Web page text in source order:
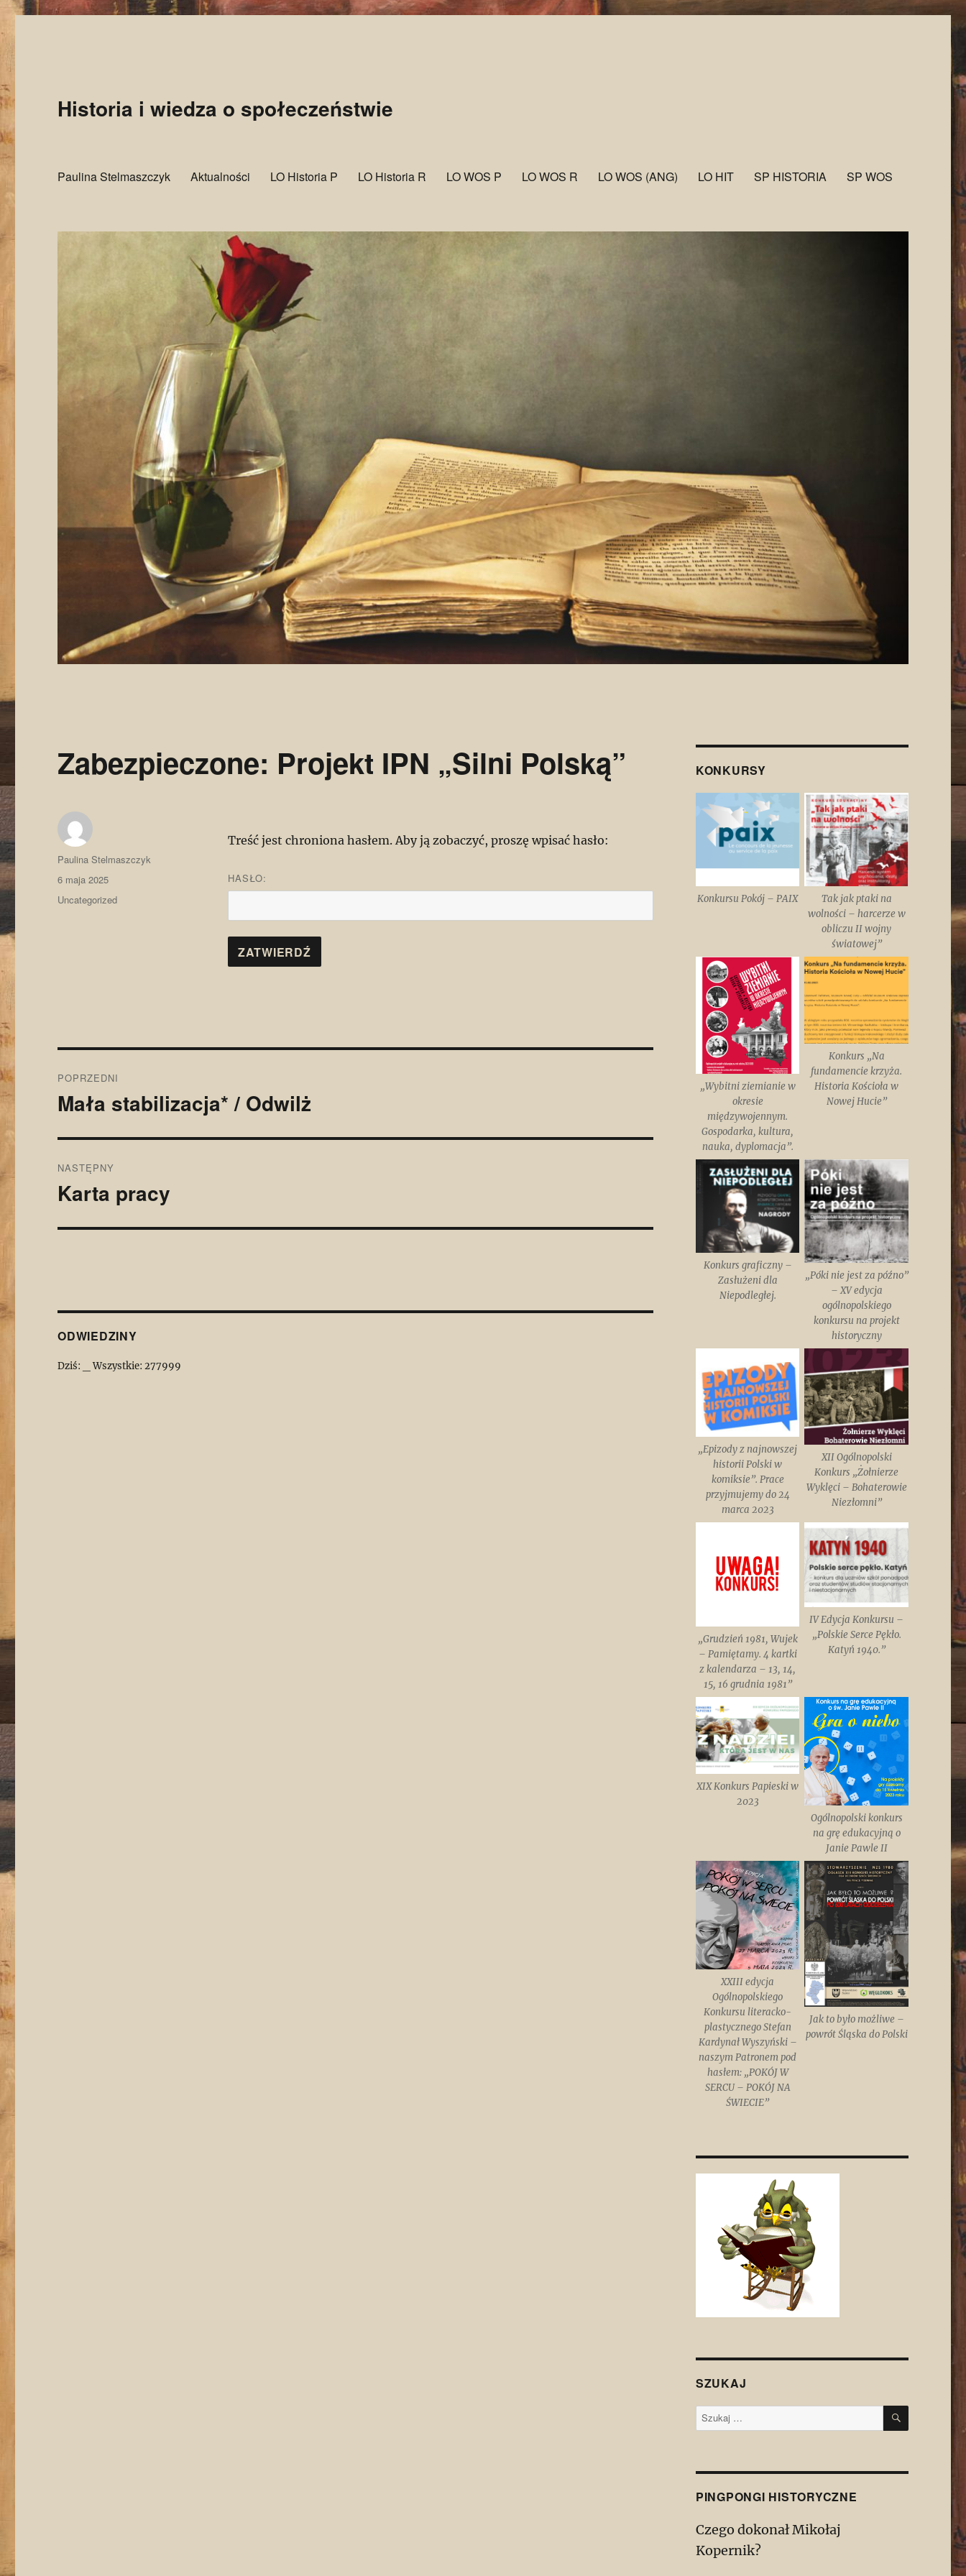
Historia i wiedza o społeczeństwie
Paulina Stelmaszczyk Aktualności LO Historia P LO Historia R LO WOS P LO WOS R LO WOS (ANG) LO HIT SP HISTORIA SP WOS
Zabezpieczone: Projekt IPN „Silni Polską”
Treść jest chroniona hasłem. Aby ją zobaczyć, proszę wpisać hasło:
HASŁO:
Autor
Paulina Stelmaszczyk
Data
publikacji
6 maja 2025
Kategorie
Uncategorized
wpisu
POPRZEDNI
Poprzedni
Mała stabilizacja* / Odwilż
NASTĘPNY
Następny
Karta pracy
ODWIEDZINY
Dziś: Wszystkie:277999
KONKURSY
Konkursu Pokój – PAIX
Tak jak ptaki na
wolności – harcerze w
obliczu II wojny
światowej”
„Wybitni ziemianie w
okresie
międzywojennym.
Gospodarka, kultura,
nauka, dyplomacja”.
Konkurs „Na
fundamencie krzyża.
Historia Kościoła w
Nowej Hucie”
Konkurs graficzny –
Zasłużeni dla
Niepodległej.
„Póki nie jest za późno”
– XV edycja
ogólnopolskiego
konkursu na projekt
historyczny
„Epizody z najnowszej
historii Polski w
komiksie”. Prace
przyjmujemy do 24
marca 2023
XII Ogólnopolski
Konkurs „Żołnierze
Wyklęci – Bohaterowie
Niezłomni”
„Grudzień 1981, Wujek
– Pamiętamy. 4 kartki
z kalendarza – 13, 14,
15, 16 grudnia 1981”
IV Edycja Konkursu –
„Polskie Serce Pękło.
Katyń 1940.”
XIX Konkurs Papieski w
2023
Ogólnopolski konkurs
na grę edukacyjną o
Janie Pawle II
XXIII edycja
Ogólnopolskiego
Konkursu literacko-
plastycznego Stefan
Kardynał Wyszyński –
naszym Patronem pod
hasłem: „POKÓJ W
SERCU – POKÓJ NA
ŚWIECIE”
Jak to było możliwe –
powrót Śląska do Polski
SZUKAJ
Szukaj: SZUKAJ
PINGPONGI HISTORYCZNE
Czego dokonał Mikołaj
Kopernik?